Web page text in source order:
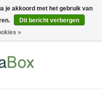
0 Artikelen - €0,00
je akkoord met het gebruik van
Dit bericht verbergen
»